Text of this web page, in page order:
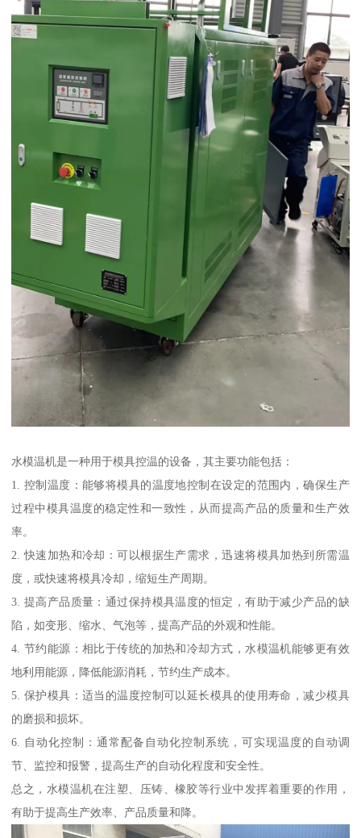
水模温机是一种用于模具控温的设备，其主要功能包括：
1. 控制温度：能够将模具的温度地控制在设定的范围内，确保生产
过程中模具温度的稳定性和一致性，从而提高产品的质量和生产效
率。
2. 快速加热和冷却：可以根据生产需求，迅速将模具加热到所需温
度，或快速将模具冷却，缩短生产周期。
3. 提高产品质量：通过保持模具温度的恒定，有助于减少产品的缺
陷，如变形、缩水、气泡等，提高产品的外观和性能。
4. 节约能源：相比于传统的加热和冷却方式，水模温机能够更有效
地利用能源，降低能源消耗，节约生产成本。
5. 保护模具：适当的温度控制可以延长模具的使用寿命，减少模具
的磨损和损坏。
6. 自动化控制：通常配备自动化控制系统，可实现温度的自动调
节、监控和报警，提高生产的自动化程度和安全性。
总之，水模温机在注塑、压铸、橡胶等行业中发挥着重要的作用，
有助于提高生产效率、产品质量和降。